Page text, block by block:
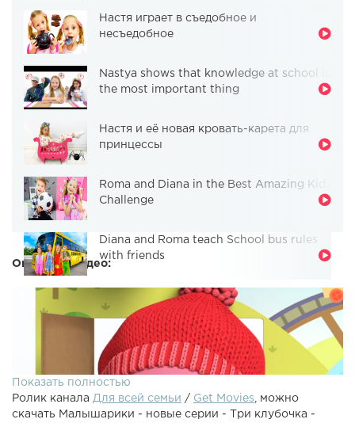
Настя играет в съедобное и
несъедобное
Nastya shows that knowledge at school is
the most important thing
Настя и её новая кровать-карета для
принцессы
Roma and Diana in the Best Amazing Kids
Challenge
Diana and Roma teach School bus rules
with friends
Описание видео:
Показать полностью
Ролик канала Для всей семьи / Get Movies , можно
скачать Малышарики - новые серии - Три клубочка -